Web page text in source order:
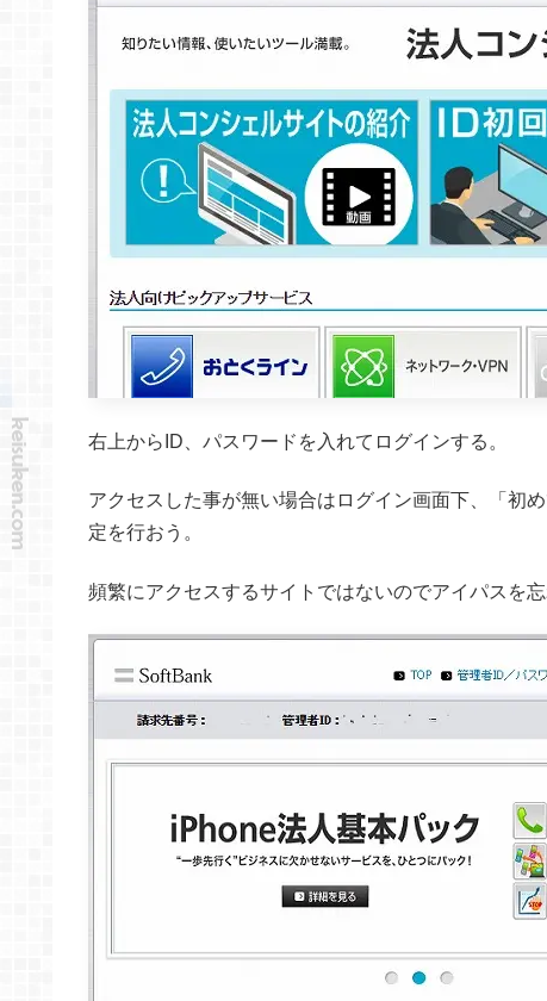
右上からID、パスワードを入れてログインする。
アクセスした事が無い場合はログイン画面下、「初
定を行おう。
頻繁にアクセスするサイトではないのでアイパスを忘